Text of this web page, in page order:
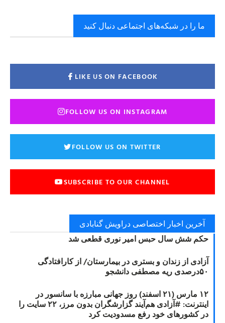
ما را در شبکه‌های اجتماعی دنبال کنید
LIKE US ON FACEBOOK
FOLLOW US ON INSTAGRAM
FOLLOW US ON TWITTER
SUBSCRIBE TO OUR CHANNEL
آخرین اخبار اختصاصی دراویش گنابادی
حکم شش سال حبس امیر نوری قطعی شد
آزادی از زندان و بستری در بیمارستان/ از کارافتادگی
۵۰درصدی ریه مصطفی دانشجو
۱۲ مارس (۲۱ اسفند) روز جهانی مبارزه با سانسور در
اینترنت: #آزادی هم‌آیند گزارشگران‌ بدون مرز، ۲۲ سایت را
در کشورهای خود رفع مسدودیت کرد